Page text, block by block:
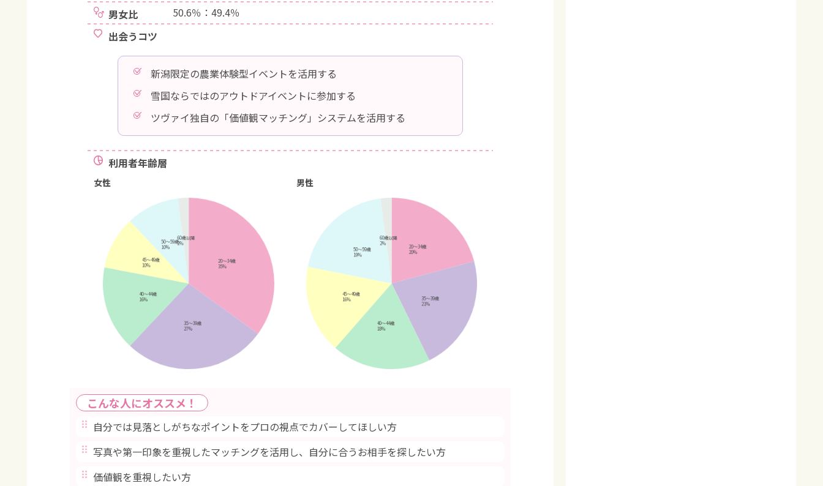
男女比
50.6％：49.4％
出会うコツ
新潟限定の農業体験型イベントを活用する
雪国ならではのアウトドアイベントに参加する
ツヴァイ独自の「価値観マッチング」システムを活用する
利用者年齢層
女性 男性
こんな人にオススメ！
自分では見落としがちなポイントをプロの視点でカバーしてほしい方
写真や第一印象を重視したマッチングを活用し、自分に合うお相手を探したい方
価値観を重視したい方